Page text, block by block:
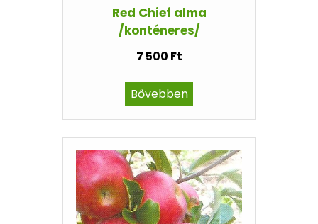
Red Chief alma
/konténeres/
7 500 Ft
Bővebben